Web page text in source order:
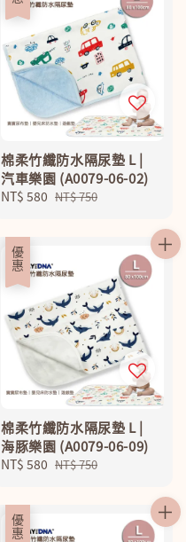
棉柔竹纖防水隔尿墊 L |
汽車樂園 (A0079-06-02)
Sale
NT$ 580 Regular
NT$ 750
優惠
棉柔竹纖防水隔尿墊 L |
海豚樂園 (A0079-06-09)
Sale
NT$ 580 Regular
NT$ 750
優惠